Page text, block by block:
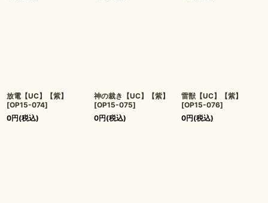
放電【UC】【紫】
[OP15-074]
0円(税込)
神の裁き【UC】【紫】
[OP15-075]
0円(税込)
雷獣【UC】【紫】
[OP15-076]
0円(税込)